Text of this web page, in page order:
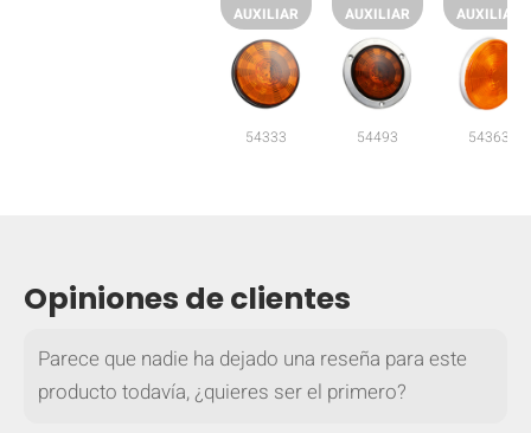
AUXILIAR
54333
AUXILIAR
54493
AUXILIAR
54363
Opiniones de clientes
Parece que nadie ha dejado una reseña para este
producto todavía, ¿quieres ser el primero?